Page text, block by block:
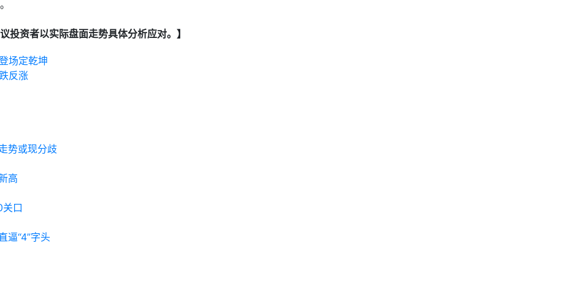
投资者以实际盘面走势具体分析应对。】
场定乾坤
反涨
势或现分歧
高
口
逼“4”字头